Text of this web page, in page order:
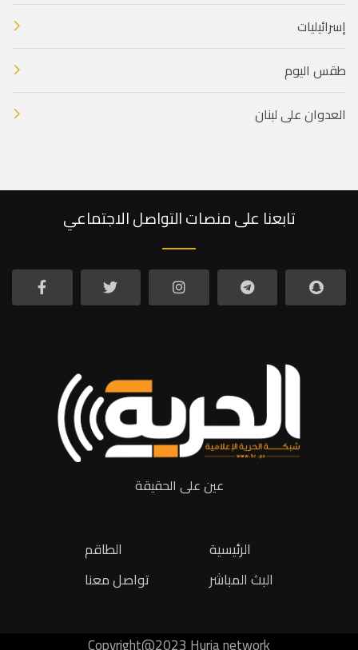
إسرائيليات
طقس اليوم
العدوان على لبنان
تابعنا على منصات التواصل الاجتماعي
عين على الحقيقة
الطاقم
تواصل معنا
الرئيسية
البث المباشر